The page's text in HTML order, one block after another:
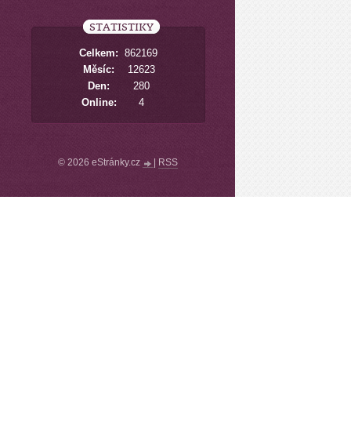
STATISTIKY
Online: 4
Celkem: 862169
Měsíc:
12623
Den:
280
© 2026 eStránky.cz RSS